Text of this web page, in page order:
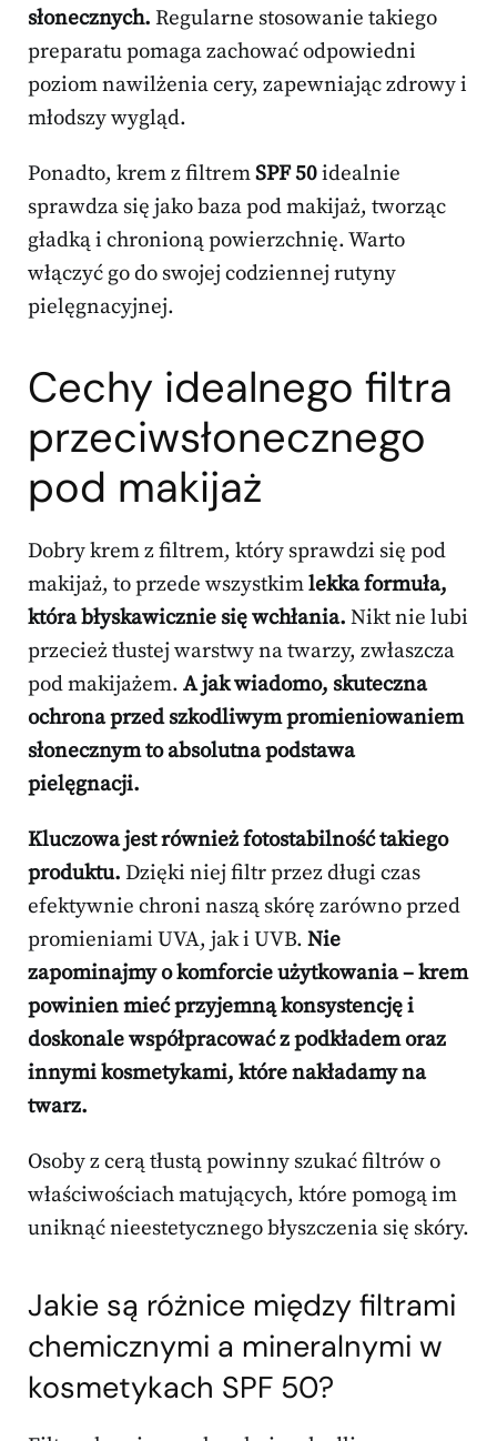
słonecznych. Regularne stosowanie takiego
preparatu pomaga zachować odpowiedni
poziom nawilżenia cery, zapewniając zdrowy i
młodszy wygląd.
Ponadto, krem z filtremSPF 50idealnie
sprawdza się jako baza pod makijaż, tworząc
gładką i chronioną powierzchnię. Warto
włączyć go do swojej codziennej rutyny
pielęgnacyjnej.
Cechy idealnego filtra
przeciwsłonecznego
pod makijaż
Dobry krem z filtrem, który sprawdzi się pod
makijaż, to przede wszystkimlekka formuła,
która błyskawicznie się wchłania. Nikt nie lubi
przecież tłustej warstwy na twarzy, zwłaszcza
pod makijażem. A jak wiadomo, skuteczna
ochrona przed szkodliwym promieniowaniem
słonecznym to absolutna podstawa
pielęgnacji.
Kluczowa jest również fotostabilność takiego
produktu. Dzięki niej filtr przez długi czas
efektywnie chroni naszą skórę zarówno przed
promieniami UVA, jak i UVB. Nie
zapominajmy o komforcie użytkowania – krem
powinien mieć przyjemną konsystencję i
doskonale współpracować z podkładem oraz
innymi kosmetykami, które nakładamy na
twarz.
Osoby z cerą tłustą powinny szukać filtrów o
właściwościach matujących, które pomogą im
uniknąć nieestetycznego błyszczenia się skóry.
Jakie są różnice między filtrami
chemicznymi a mineralnymi w
kosmetykach SPF 50?